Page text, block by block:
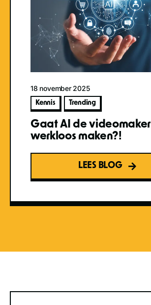
18 november 2025
Kennis Trending
Gaat AI de videomaker
werkloos maken?!
LEES BLOG